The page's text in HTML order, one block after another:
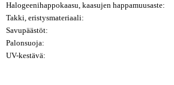
Halogeenihappokaasu, kaasujen happamuusaste:
Takki, eristysmateriaali:
Savupäästöt:
Palonsuoja:
UV-kestävä: